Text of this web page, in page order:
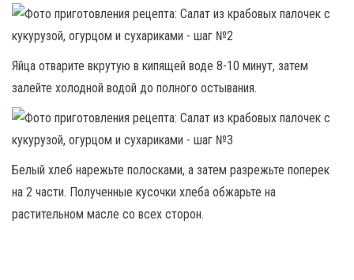
Яйца отварите вкрутую в кипящей воде 8-10 минут, затем
залейте холодной водой до полного остывания.
Белый хлеб нарежьте полосками, а затем разрежьте поперек
на 2 части. Полученные кусочки хлеба обжарьте на
растительном масле со всех сторон.